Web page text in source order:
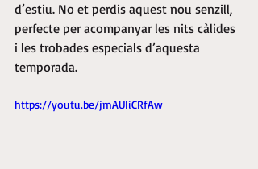
d’estiu. No et perdis aquest nou senzill,
perfecte per acompanyar les nits càlides
i les trobades especials d’aquesta
temporada.
https://youtu.be/jmAUIiCRfAw